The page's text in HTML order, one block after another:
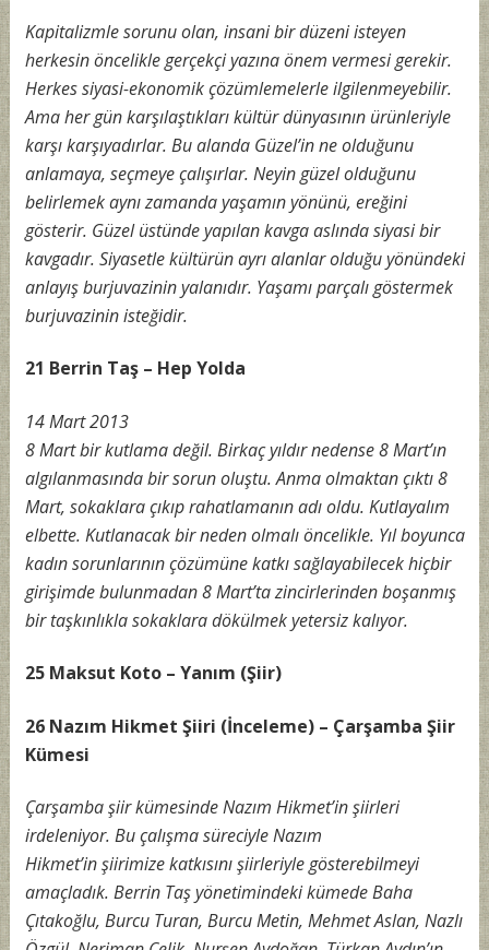
Kapitalizmle sorunu olan, insani bir düzeni isteyen
herkesin öncelikle gerçekçi yazına önem vermesi gerekir.
Herkes siyasi-ekonomik çözümlemelerle ilgilenmeyebilir.
Ama her gün karşılaştıkları kültür dünyasının ürünleriyle
karşı karşıyadırlar. Bu alanda Güzel’in ne olduğunu
anlamaya, seçmeye çalışırlar. Neyin güzel olduğunu
belirlemek aynı zamanda yaşamın yönünü, ereğini
gösterir. Güzel üstünde yapılan kavga aslında siyasi bir
kavgadır. Siyasetle kültürün ayrı alanlar olduğu yönündeki
anlayış burjuvazinin yalanıdır. Yaşamı parçalı göstermek
burjuvazinin isteğidir.
21 Berrin Taş – Hep Yolda
14 Mart 2013
8 Mart bir kutlama değil. Birkaç yıldır nedense 8 Mart’ın
algılanmasında bir sorun oluştu. Anma olmaktan çıktı 8
Mart, sokaklara çıkıp rahatlamanın adı oldu. Kutlayalım
elbette. Kutlanacak bir neden olmalı öncelikle. Yıl boyunca
kadın sorunlarının çözümüne katkı sağlayabilecek hiçbir
girişimde bulunmadan 8 Mart’ta zincirlerinden boşanmış
bir taşkınlıkla sokaklara dökülmek yetersiz kalıyor.
25 Maksut Koto – Yanım (Şiir)
26 Nazım Hikmet Şiiri (İnceleme) – Çarşamba Şiir
Kümesi
Çarşamba şiir kümesinde Nazım Hikmet’in şiirleri
irdeleniyor. Bu çalışma süreciyle Nazım
Hikmet’in şiirimize katkısını şiirleriyle gösterebilmeyi
amaçladık. Berrin Taş yönetimindeki kümede Baha
Çıtakoğlu, Burcu Turan, Burcu Metin, Mehmet Aslan, Nazlı